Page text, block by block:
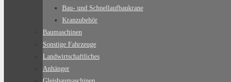
Bau- und Schnellaufbaukrane
Kranzubehör
Baumaschinen
Sonstige Fahrzeuge
Landwirtschaftliches
Anhänger